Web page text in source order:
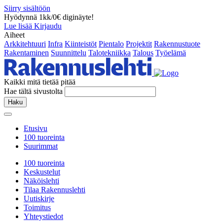
Siirry sisältöön
Hyödynnä 1kk/0€ diginäyte!
Lue lisää Kirjaudu
Aiheet
Arkkitehtuuri Infra Kiinteistöt Pientalo Projektit Rakennustuote
Rakentaminen Suunnittelu Talotekniikka Talous Työelämä
Kaikki mitä tietää pitää
Hae tältä sivustolta
Haku
Etusivu
100 tuoreinta
Suurimmat
100 tuoreinta
Keskustelut
Näköislehti
Tilaa Rakennuslehti
Uutiskirje
Toimitus
Yhteystiedot